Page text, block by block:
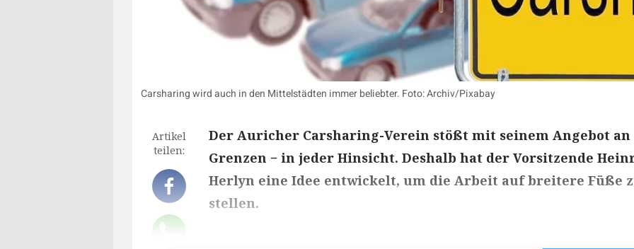
Carsharing wird auch in den Mittelstädten immer beliebter. Foto: Archiv/Pixabay
Artikel
teilen:
Der Auricher Carsharing-Verein stößt mit seinem Angebot an
Grenzen − in jeder Hinsicht. Deshalb hat der Vorsitzende
Herlyn eine Idee entwickelt, um die Arbeit auf breitere Füße
stellen.